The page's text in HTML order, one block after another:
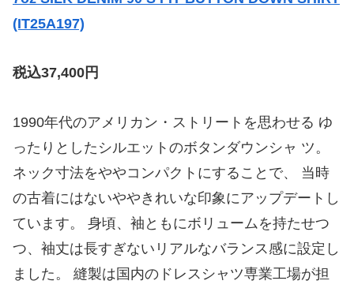
(IT25A197)
税込37,400円
1990年代のアメリカン・ストリートを思わせる ゆ
ったりとしたシルエットのボタンダウンシャ ツ。
ネック寸法をややコンパクトにすることで、 当時
の古着にはないややきれいな印象にアップデートし
ています。 身頃、袖ともにボリュームを持たせつ
つ、袖丈は長すぎないリアルなバランス感に設定し
ました。 縫製は国内のドレスシャツ専業工場が担